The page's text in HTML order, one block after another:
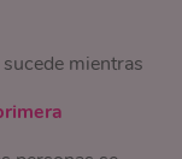
mientras